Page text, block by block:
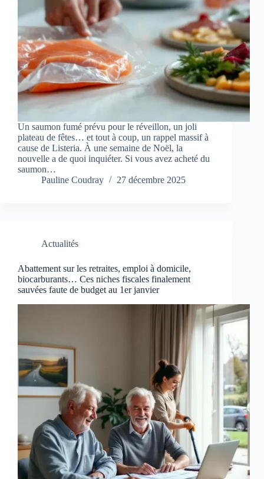
Un saumon fumé prévu pour le réveillon, un joli
plateau de fêtes… et tout à coup, un rappel massif à
cause de Listeria. À une semaine de Noël, la
nouvelle a de quoi inquiéter. Si vous avez acheté du
saumon…
Pauline Coudray
27 décembre 2025
Actualités
Abattement sur les retraites, emploi à domicile,
biocarburants… Ces niches fiscales finalement
sauvées faute de budget au 1er janvier